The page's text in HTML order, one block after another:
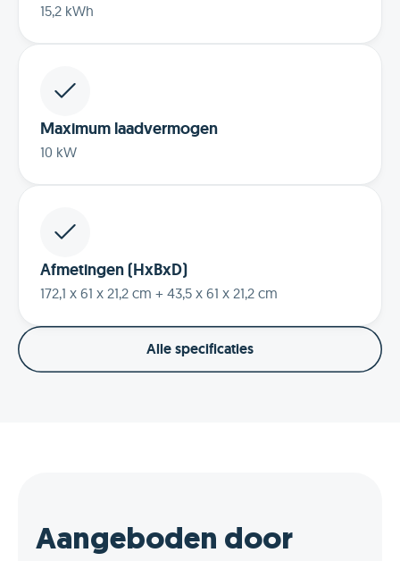
15,2 kWh
Maximum laadvermogen
10 kW
Afmetingen (HxBxD)
172,1 x 61 x 21,2 cm + 43,5 x 61 x 21,2 cm
Alle specificaties
Aangeboden door